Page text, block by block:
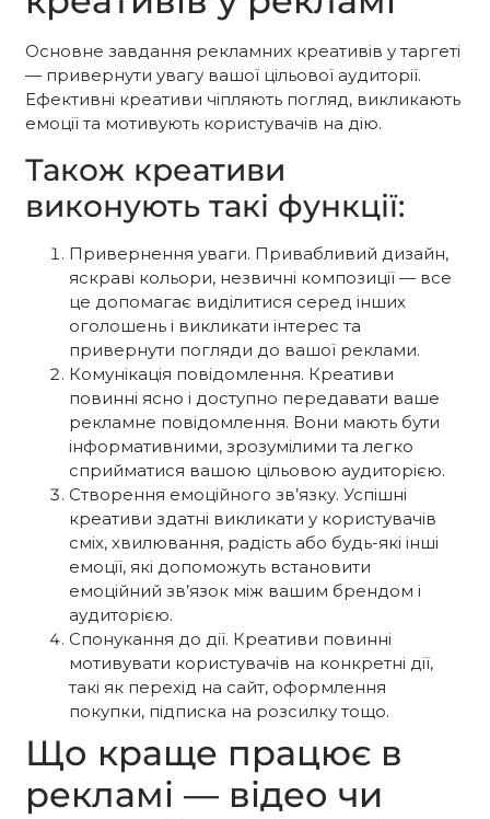
Основне завдання рекламних креативів у таргеті
— привернути увагу вашої цільової аудиторії.
Ефективні креативи чіпляють погляд, викликають
емоції та мотивують користувачів на дію.
Також креативи
виконують такі функції:
Привернення уваги. Привабливий дизайн,
яскраві кольори, незвичні композиції — все
це допомагає виділитися серед інших
оголошень і викликати інтерес та
привернути погляди до вашої реклами.
Комунікація повідомлення. Креативи
повинні ясно і доступно передавати ваше
рекламне повідомлення. Вони мають бути
інформативними, зрозумілими та легко
сприйматися вашою цільовою аудиторією.
Створення емоційного зв’язку. Успішні
креативи здатні викликати у користувачів
сміх, хвилювання, радість або будь-які інші
емоції, які допоможуть встановити
емоційний зв’язок між вашим брендом і
аудиторією.
Спонукання до дії. Креативи повинні
мотивувати користувачів на конкретні дії,
такі як перехід на сайт, оформлення
покупки, підписка на розсилку тощо.
Що краще працює в
рекламі — відео чи